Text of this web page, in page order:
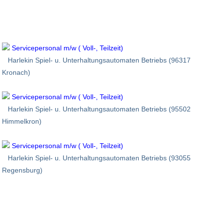
Servicepersonal m/w ( Voll-, Teilzeit)
Harlekin Spiel- u. Unterhaltungsautomaten Betriebs (96317
Kronach)
Servicepersonal m/w ( Voll-, Teilzeit)
Harlekin Spiel- u. Unterhaltungsautomaten Betriebs (95502
Himmelkron)
Servicepersonal m/w ( Voll-, Teilzeit)
Harlekin Spiel- u. Unterhaltungsautomaten Betriebs (93055
Regensburg)